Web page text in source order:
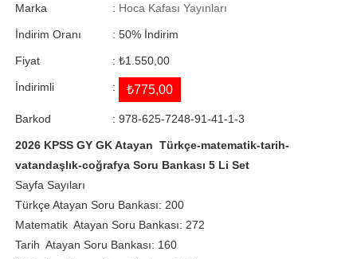
Marka : Hoca Kafası Yayınları
İndirim Oranı : %
50 İndirim
Fiyat : ₺1.550,00
İndirimli : ₺775,00
Barkod : 978-625-7248-91-41-1-3
2026 KPSS GY GK Atayan Türkçe-matematik-tarih-
vatandaşlık-coğrafya Soru Bankası 5 Li Set
Sayfa Sayıları
Türkçe Atayan Soru Bankası: 200
Matematik Atayan Soru Bankası: 272
Tarih Atayan Soru Bankası: 160